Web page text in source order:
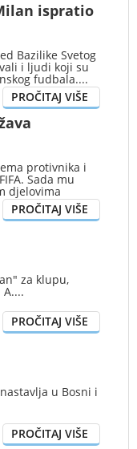
ispratio
Bazilike Svetog
i ljudi koji su
fudbala.
protivnika i
Sada mu
djelovima
za klupu,
u Bosni i